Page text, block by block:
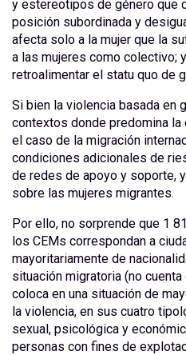
y estereotipos de género que
posición subordinada y
afecta solo a la mujer que la
a las mujeres como colectivo;
retroalimentar el statu quo de
Si bien la violencia basada en
contextos donde predomina
el caso de la migración
condiciones adicionales de
de redes de apoyo y soporte,
sobre las mujeres migrantes.
Por ello, no sorprende que 1
los CEMs correspondan a
mayoritariamente de
situación migratoria (no
coloca en una situación de
la violencia, en sus cuatro
sexual, psicológica y
personas con fines de